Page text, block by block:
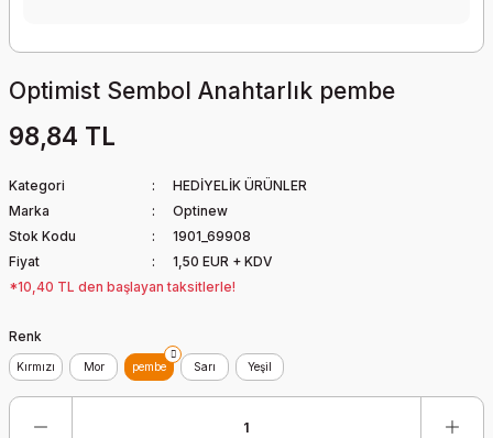
Optimist Sembol Anahtarlık pembe
98,84 TL
Kategori
HEDİYELİK ÜRÜNLER
Marka
Optinew
Stok Kodu
1901_69908
Fiyat
1,50 EUR + KDV
*10,40 TL den başlayan taksitlerle!
Renk
Kırmızı Mor pembe Sarı Yeşil